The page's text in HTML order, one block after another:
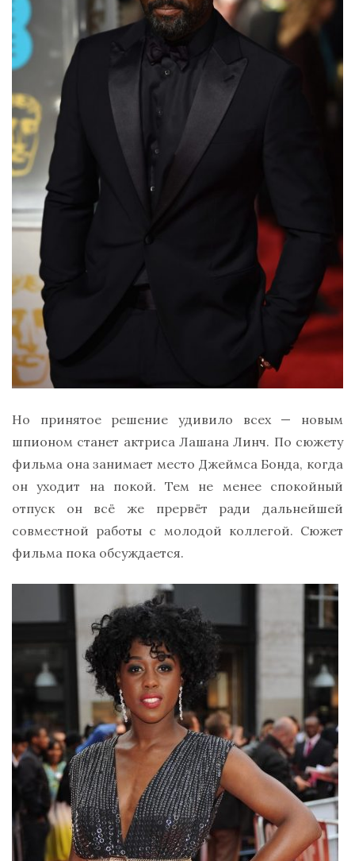
Но принятое решение удивило всех — новым
шпионом станет актриса Лашана Линч. По сюжету
фильма она занимает место Джеймса Бонда, когда
он уходит на покой. Тем не менее спокойный
отпуск он всё же прервёт ради дальнейшей
совместной работы с молодой коллегой. Сюжет
фильма пока обсуждается.